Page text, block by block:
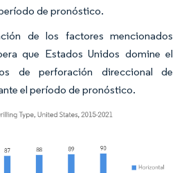
de pronóstico.
de los factores mencionados
que Estados Unidos domine el
de perforación direccional de
el período de pronóstico.